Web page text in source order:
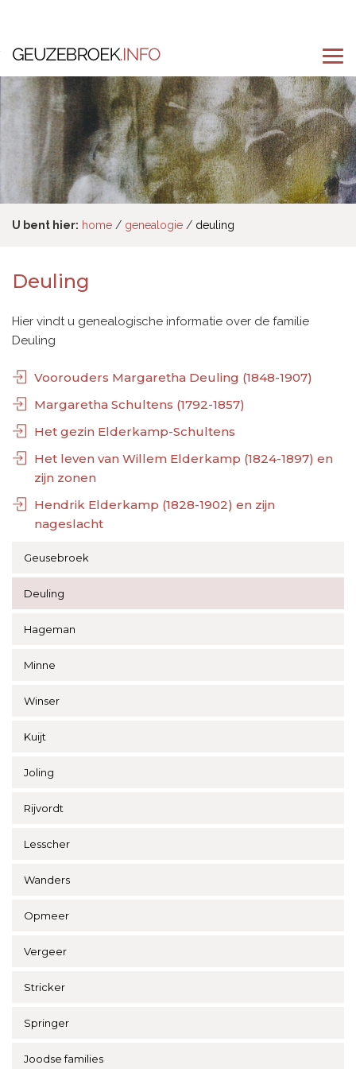
U bent hier: home genealogie deuling
Geusebroek
Deuling
Hageman
Minne
Winser
Kuijt
Joling
Rijvordt
Lesscher
Wanders
Opmeer
Vergeer
Stricker
Springer
Joodse families
Deuling
Hier vindt u genealogische informatie over de familie
Deuling
Voorouders Margaretha Deuling (1848-1907)
Margaretha Schultens (1792-1857)
Het gezin Elderkamp-Schultens
Het leven van Willem Elderkamp (1824-1897) en
zijn zonen
Hendrik Elderkamp (1828-1902) en zijn
nageslacht